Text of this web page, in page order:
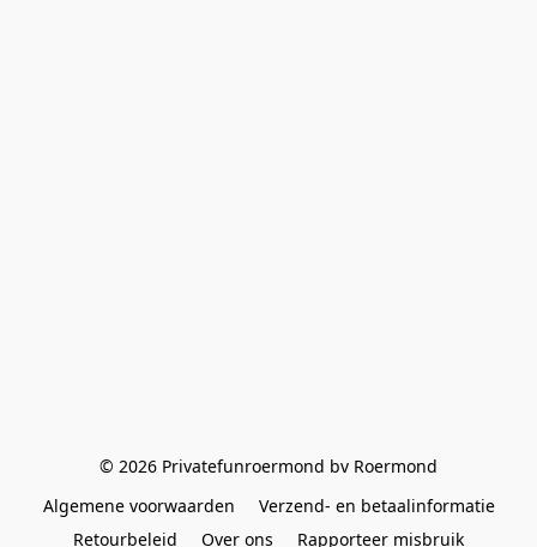
© 2026 Privatefunroermond bv Roermond
Algemene voorwaarden
Verzend- en betaalinformatie
Retourbeleid
Over ons Rapporteer misbruik